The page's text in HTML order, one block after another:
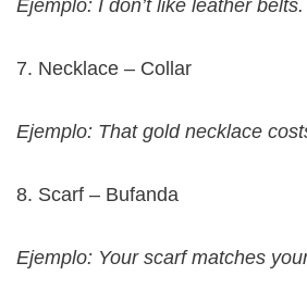
Ejemplo: I don’t like leather belts.
7. Necklace – Collar
Ejemplo: That gold necklace
8. Scarf – Bufanda
Ejemplo: Your scarf matches